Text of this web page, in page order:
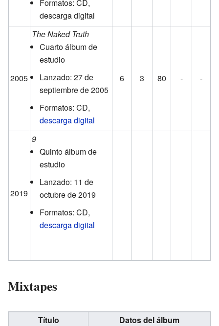
Formatos: CD,
descarga digital
2005
The Naked Truth
Cuarto álbum de
estudio
Lanzado: 27 de
septiembre de 2005
Formatos: CD,
descarga digital
6 3 80 - -
2019
9
Quinto álbum de
estudio
Lanzado: 11 de
octubre de 2019
Formatos: CD,
descarga digital
Mixtapes
Título Datos del álbum